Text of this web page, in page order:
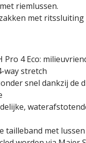
riemlussen.
met ritssluiting
Pro 4 Eco:
way stretch
snel dankzij de
tailleband met lussen